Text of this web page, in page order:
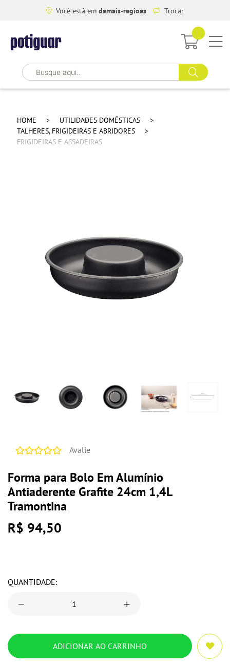
Você está em demais-regioes Trocar
HOME
UTILIDADES DOMÉSTICAS
TALHERES, FRIGIDEIRAS E ABRIDORES
FRIGIDEIRAS E ASSADEIRAS
Avalie
Forma para Bolo Em Alumínio
Antiaderente Grafite 24cm 1,4L
Tramontina
R$ 94,50
QUANTIDADE: